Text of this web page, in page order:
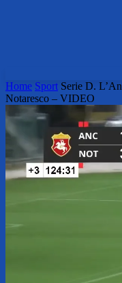
Home Sport Serie D.
Notaresco – VIDEO